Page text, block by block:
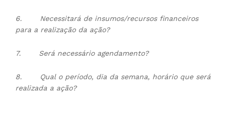
6.
Necessitará de insumos/recursos financeiros
para a realização da ação?
7. Será necessário agendamento?
8.
Qual o período, dia da semana, horário que será
realizada a ação?